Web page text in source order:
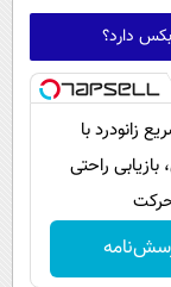
دارد؟
زانودرد با
بازیابی راحتی